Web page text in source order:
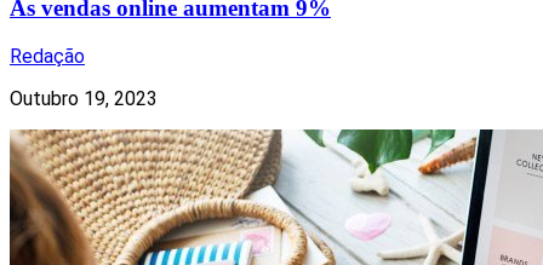
As vendas online aumentam 9%
Redação
Outubro 19, 2023